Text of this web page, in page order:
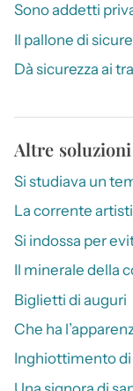
Sono addetti
Il pallone di
Dà sicurezza ai
Altre
Si studiava un
La corrente
Si indossa per
Il minerale della
Biglietti di auguri
Che ha
Inghiottimento